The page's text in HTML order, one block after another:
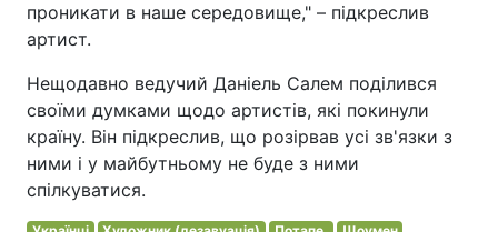
проникати в наше середовище," – підкреслив
артист.
Нещодавно ведучий Даніель Салем поділився
своїми думками щодо артистів, які покинули
країну. Він підкреслив, що розірвав усі зв'язки з
ними і у майбутньому не буде з ними
спілкуватися.